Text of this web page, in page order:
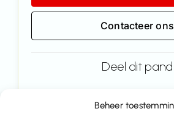
Beheer
Contacteer ons
Deel dit pand